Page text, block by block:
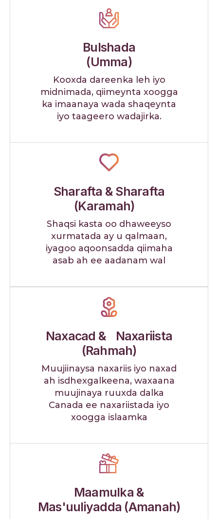
Bulshada
(Umma)
Kooxda dareenka leh iyo
midnimada, qiimeynta xoogga
ka imaanaya wada shaqeynta
iyo taageero wadajirka.
Sharafta & Sharafta
(Karamah)
Shaqsi kasta oo dhaweeyso
xurmatada ay u qalmaan,
iyagoo aqoonsadda qiimaha
asab ah ee aadanam wal
Naxacad & Naxariista
(Rahmah)
Muujiinaysa naxariis iyo naxad
ah isdhexgalkeena, waxaana
muujinaya ruuxda dalka
Canada ee naxariistada iyo
xoogga islaamka
Maamulka &
Mas'uuliyadda (Amanah)